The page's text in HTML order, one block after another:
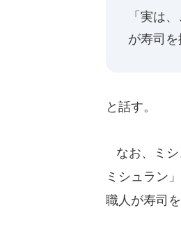
「実は
が寿司を
と話す。
なお、ミシ
ミシュラン
職人が寿司